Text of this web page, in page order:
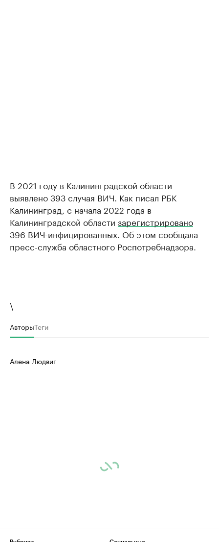
В 2021 году в Калининградской области
выявлено 393 случая ВИЧ. Как писал РБК
Калининград, с начала 2022 года в
Калининградской области зарегистрировано
396 ВИЧ-инфицированных. Об этом сообщала
пресс-служба областного Роспотребнадзора.
\
АвторыТеги
Алена Людвиг